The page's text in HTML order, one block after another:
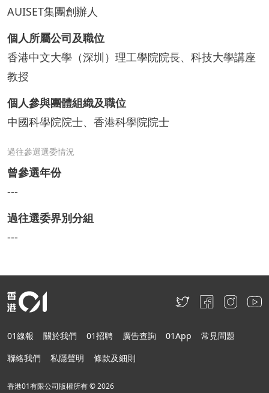
AUISET集團創辦人
個人所屬公司及職位
香港中文大學（深圳）理工學院院長、科技大學講座
教授
個人參與團體組織及職位
中國科學院院士、香港科學院院士
過往參選選委情況
曾參選年份
---
過往選委界別分組
---
01線報 關於我們 01招聘 廣告查詢 01App
常見問題
聯絡我們
私隱聲明 條款及細則
香港01有限公司版權所有 ©2026